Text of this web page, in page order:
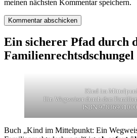
meinen nächsten Kommentar speichern.
Ein sicherer Pfad durch
Familienrechtsdschungel
Kind im
Ein Wegweiser durch den
ISBN
Buch „Kind im Mittelpunkt: Ein